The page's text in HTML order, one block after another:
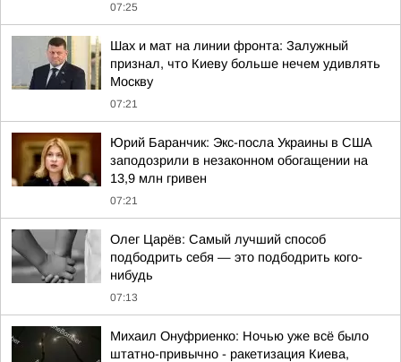
07:25
Шах и мат на линии фронта: Залужный
признал, что Киеву больше нечем удивлять
Москву
07:21
Юрий Баранчик: Экс-посла Украины в США
заподозрили в незаконном обогащении на
13,9 млн гривен
07:21
Олег Царёв: Самый лучший способ
подбодрить себя — это подбодрить кого-
нибудь
07:13
Михаил Онуфриенко: Ночью уже всё было
штатно-привычно - ракетизация Киева,